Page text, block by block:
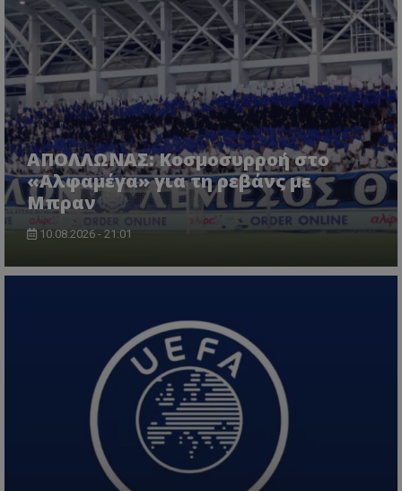
ΑΠΟΛΛΩΝΑΣ: Κοσμοσυρροή στο
«Αλφαμέγα» για τη ρεβάνς με
Μπραν
10.08.2026 - 21:01